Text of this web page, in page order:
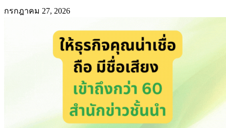
กรกฎาคม 27, 2026